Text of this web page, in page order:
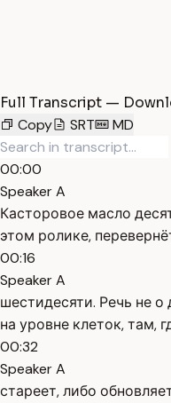
Full Transcript —
Copy
SRT MD
00:00
Speaker A
Касторовое масло
этом ролике,
00:16
Speaker A
шестидесяти. Речь не
на уровне клеток, там,
00:32
Speaker A
стареет, либо